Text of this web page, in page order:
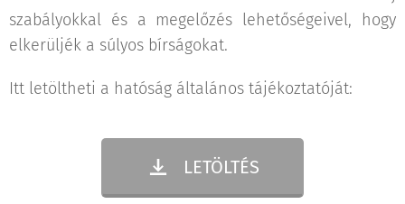
szabályokkal és a megelőzés lehetőségeivel, hogy
elkerüljék a súlyos bírságokat.
Itt letöltheti a hatóság általános tájékoztatóját:
LETÖLTÉS